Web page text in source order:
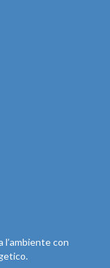
l’ambiente con